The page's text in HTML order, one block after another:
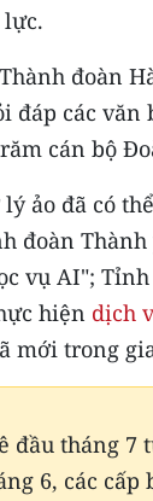
lực.
đoàn
đáp các
cán bộ
ảo đã có
đoàn
vụ AI";
hiện dịch
mới trong
đầu tháng 7
6, các